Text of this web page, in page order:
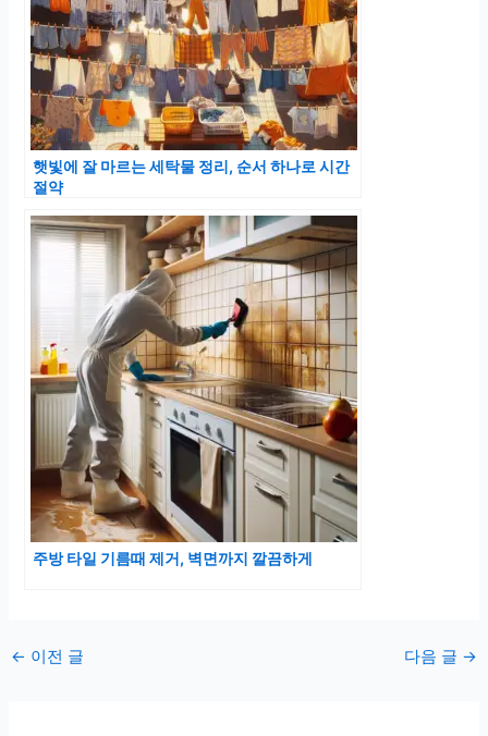
햇빛에 잘 마르는 세탁물 정리, 순서 하나로 시간
절약
주방 타일 기름때 제거, 벽면까지 깔끔하게
포
← 이전 글 다음 글 →